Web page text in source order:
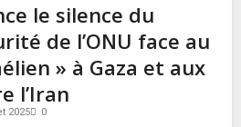
le silence du
de l’ONU face au
» à Gaza et aux
l’Iran
2025 0